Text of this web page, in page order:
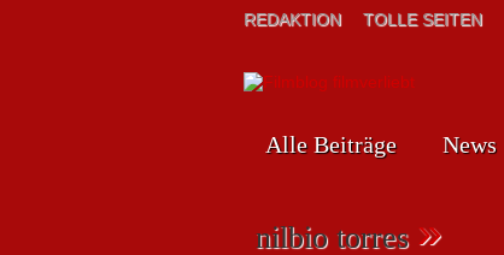
REDAKTION TOLLE SEITEN
Alle Beiträge News
nilbio torres »